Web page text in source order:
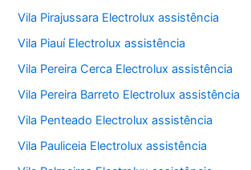
Vila Pirajussara Electrolux assistência
Vila Piauí Electrolux assistência
Vila Pereira Cerca Electrolux assistência
Vila Pereira Barreto Electrolux assistência
Vila Penteado Electrolux assistência
Vila Pauliceia Electrolux assistência